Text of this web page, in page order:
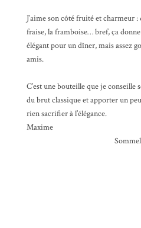
J’aime son côté fruité et charmeur
fraise, la framboise… bref, ça
élégant pour un dîner, mais assez
amis.
C’est une bouteille que je
du brut classique et apporter un
rien sacrifier à l’élégance.
Maxime